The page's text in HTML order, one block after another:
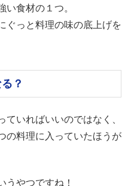
い食材の１つ。
ぐっと料理の味の底上げを
？
ていればいいのではなく、
の料理に入っていたほうが
うやつですね！